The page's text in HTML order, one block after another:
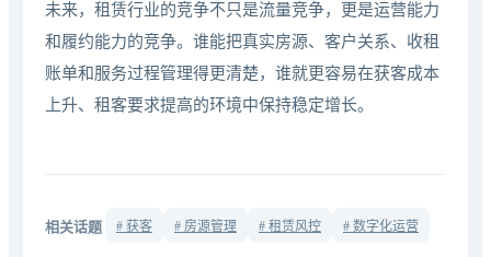
未来，租赁行业的竞争不只是流量竞争，更是运营能力
和履约能力的竞争。谁能把真实房源、客户关系、收租
账单和服务过程管理得更清楚，谁就更容易在获客成本
上升、租客要求提高的环境中保持稳定增长。
相关话题 # 获客 # 房源管理 # 租赁风控 # 数字化运营